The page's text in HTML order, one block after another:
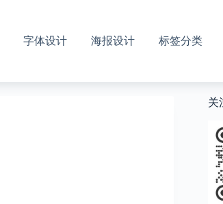
字体设计 海报设计 标签分类
关